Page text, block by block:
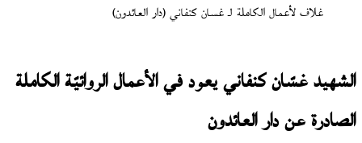
غلاف لأعمال الكاملة لـ غسان كنفاني (دار العائدون)
الشهيد غسّان كنفاني يعود في الأعمال الروائيّة الكاملة
الصادرة عن دار العائدون